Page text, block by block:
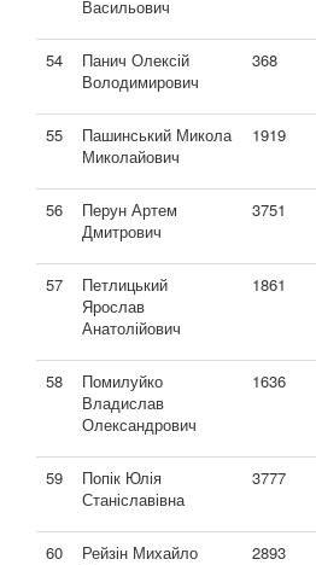
Васильович
54
Панич Олексій
Володимирович
368
55
Пашинський Микола
Миколайович
1919
56
Перун Артем
Дмитрович
3751
57
Петлицький
Ярослав
Анатолійович
1861
58
Помилуйко
Владислав
Олександрович
1636
59
Попік Юлія
Станіславівна
3777
60
Рейзін Михайло
2893